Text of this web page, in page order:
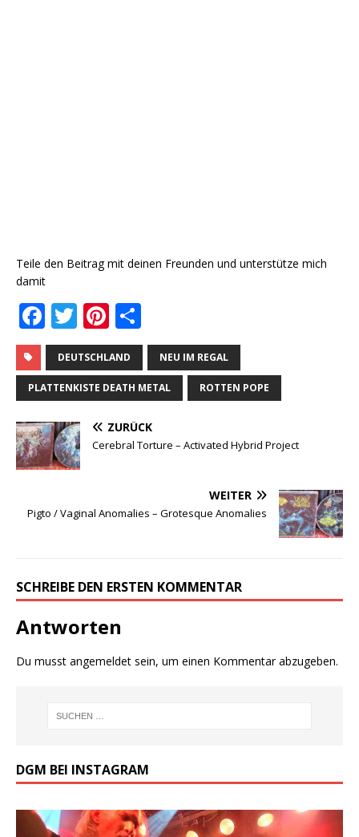
Teile den Beitrag mit deinen Freunden und unterstütze mich
damit
F
a
c
e
b
o
o
T
w
it
te
r
Pi
n
te
r
e
st
ei
le
n
DEUTSCHLAND NEU IM REGAL
PLATTENKISTE DEATH METAL ROTTEN POPE
ZURÜCK
Cerebral Torture ‎– Activated Hybrid Project
WEITER
Pigto / Vaginal Anomalies ‎– Grotesque Anomalies
SCHREIBE DEN ERSTEN KOMMENTAR
Antworten
Du musst angemeldet sein, um einen Kommentar abzugeben.
DGM BEI INSTAGRAM